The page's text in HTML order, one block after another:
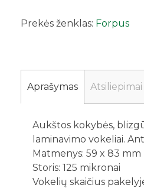
Prekės ženklas: Forpus
Aprašymas Atsiliepimai
Aukštos kokybės,
laminavimo vokeliai.
Matmenys: 59 x 83 mm
Storis: 125 mikronai
Vokelių skaičius